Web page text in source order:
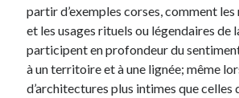
partir d’exemples corses, comment
et les usages rituels ou légendaires de
participent en profondeur du
à un territoire et à une lignée; même
d’architectures plus intimes que celles